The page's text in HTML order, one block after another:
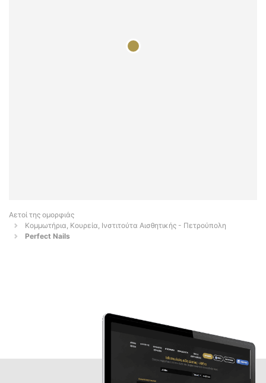
Αετοί της ομορφιάς
Κομμωτήρια, Κουρεία, Ινστιτούτα Αισθητικής - Πετρούπολη
Perfect Nails